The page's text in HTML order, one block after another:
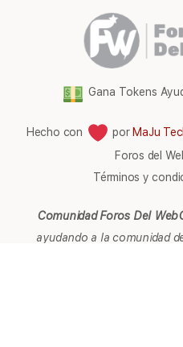
Gana Tokens
Hecho con por MaJu
Foros del
Términos y
Comunidad Foros Del
ayudando a la comunidad